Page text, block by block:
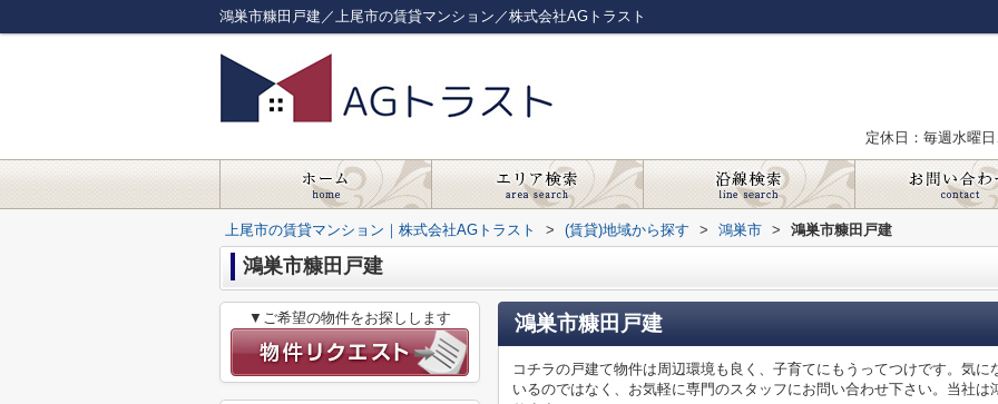
鴻巣市糠田戸建／上尾市の賃貸マンション／株式会社AGトラスト
定休日：毎週水曜
上尾市の賃貸マンション｜株式会社AGトラスト > (賃貸)地域から探す > 鴻巣市 > 鴻巣市糠田戸建
鴻巣市糠田戸建
鴻巣市糠田戸建
コチラの戸建て物件は周辺環境も良く、子育てにもうってつけです。気
いるのではなく、お気軽に専門のスタッフにお問い合わせ下さい。当社
▼ご希望の物件をお探しします